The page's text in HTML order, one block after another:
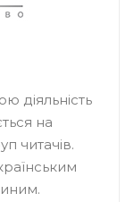
діяльність
на
читачів.